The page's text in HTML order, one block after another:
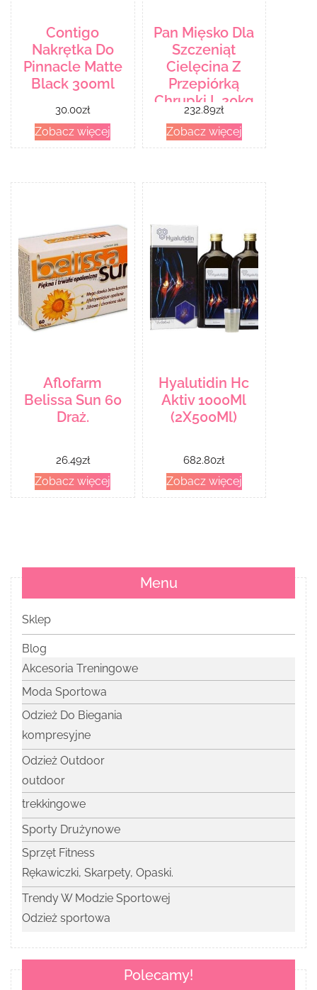
Contigo
Nakrętka Do
Pinnacle Matte
Black 300ml
30.00zł
Zobacz więcej
Pan Mięsko Dla
Szczeniąt
Cielęcina Z
Przepiórką
Chrupki L 20kg
232.89zł
Zobacz więcej
Aflofarm
Belissa Sun 60
Draż.
26.49zł
Zobacz więcej
Hyalutidin Hc
Aktiv 1000Ml
(2X500Ml)
682.80zł
Zobacz więcej
Menu
Sklep
Blog
Akcesoria Treningowe
Moda Sportowa
Odzież Do Biegania
kompresyjne
Odzież Outdoor
outdoor
trekkingowe
Sporty Drużynowe
Sprzęt Fitness
Rękawiczki, Skarpety, Opaski.
Trendy W Modzie Sportowej
Odzież sportowa
Polecamy!